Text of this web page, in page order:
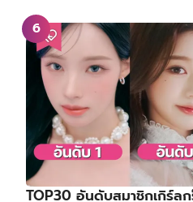
TOP30 อันดับสมาชิกเกิร์ล